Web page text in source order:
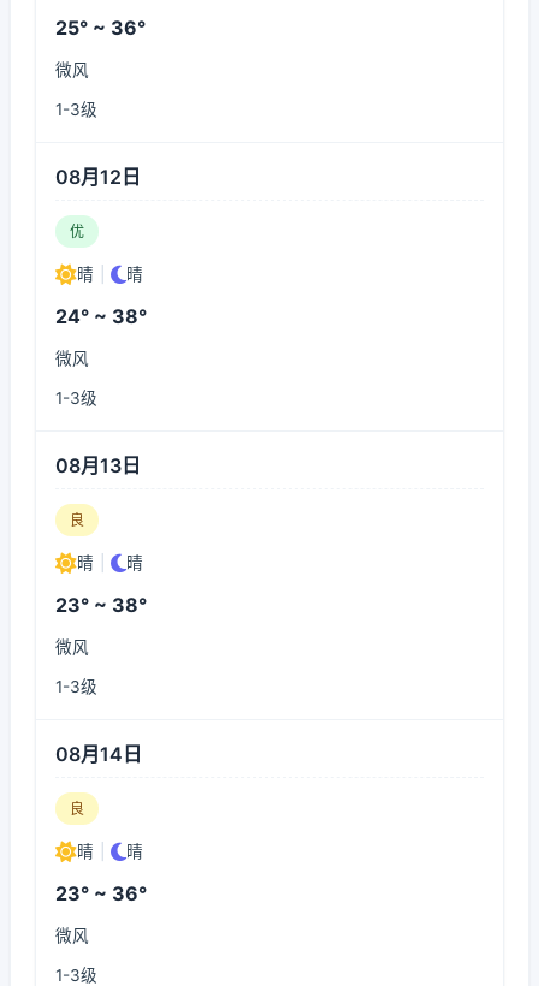
25° ~ 36°
微风
1-3级
08月12日
优
晴 晴
24° ~ 38°
微风
1-3级
08月13日
良
晴 晴
23° ~ 38°
微风
1-3级
08月14日
良
晴 晴
23° ~ 36°
微风
1-3级